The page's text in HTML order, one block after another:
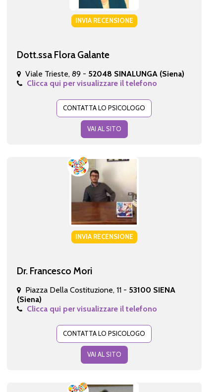
INVIA RECENSIONE
Dott.ssa Flora Galante
Viale Trieste, 89 - 52048 SINALUNGA (Siena)
Clicca qui per visualizzare il telefono
CONTATTA LO PSICOLOGO
VAI AL SITO
INVIA RECENSIONE
Dr. Francesco Mori
Piazza Della Costituzione, 11 - 53100 SIENA
(Siena)
Clicca qui per visualizzare il telefono
CONTATTA LO PSICOLOGO
VAI AL SITO